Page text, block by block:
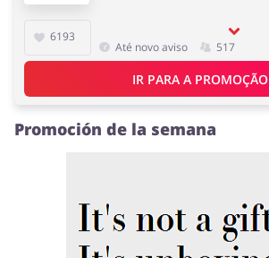
6193
Até novo aviso 517
IR PARA A PROMOÇÃO
Promoción de la semana